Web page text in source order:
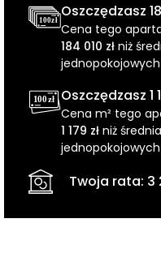
Oszczędzasz
Cena tego
184 010 zł niż
Oszczędzasz 1
Cena m² tego
1 179 zł niż
Twoja rata: 3